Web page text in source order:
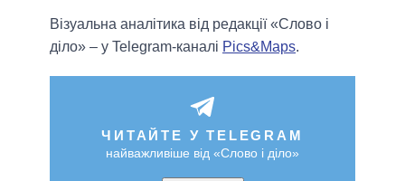
Візуальна аналітика від редакції «Слово і
діло» – у Telegram-каналі Pics&Maps.
ЧИТАЙТЕ У TELEGRAM
найважливіше від «Слово і діло»